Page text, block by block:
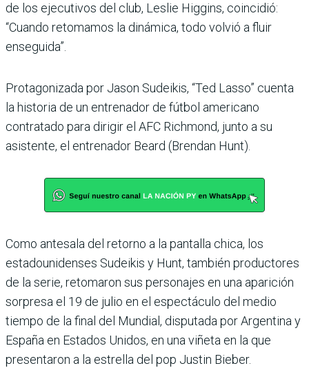
de los ejecutivos del club, Leslie Higgins, coincidió:
“Cuando retomamos la dinámica, todo volvió a fluir
enseguida”.
Protagonizada por Jason Sudeikis, “Ted Lasso” cuenta
la historia de un entrenador de fútbol americano
contratado para dirigir el AFC Richmond, junto a su
asistente, el entrenador Beard (Brendan Hunt).
Como antesala del retorno a la pantalla chica, los
estadounidenses Sudeikis y Hunt, también productores
de la serie, retomaron sus personajes en una aparición
sorpresa el 19 de julio en el espectáculo del medio
tiempo de la final del Mundial, disputada por Argentina y
España en Estados Unidos, en una viñeta en la que
presentaron a la estrella del pop Justin Bieber.